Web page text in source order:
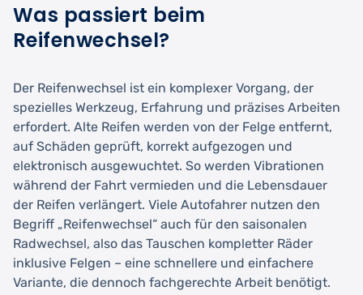
Was passiert beim
Reifenwechsel?
Der Reifenwechsel ist ein komplexer Vorgang, der
spezielles Werkzeug, Erfahrung und präzises Arbeiten
erfordert. Alte Reifen werden von der Felge entfernt,
auf Schäden geprüft, korrekt aufgezogen und
elektronisch ausgewuchtet. So werden Vibrationen
während der Fahrt vermieden und die Lebensdauer
der Reifen verlängert. Viele Autofahrer nutzen den
Begriff „Reifenwechsel“ auch für den saisonalen
Radwechsel, also das Tauschen kompletter Räder
inklusive Felgen – eine schnellere und einfachere
Variante, die dennoch fachgerechte Arbeit benötigt.